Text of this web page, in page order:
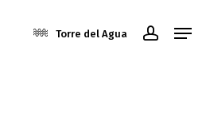
Torre del Agua account